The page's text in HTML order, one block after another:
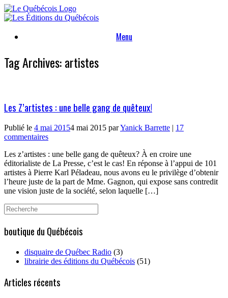
Skip
to
Menu
Tag Archives:artistes
Les Z’artistes : une belle gang de quêteux!
Publié le 4 mai 20154 mai 2015 parYanick Barrette | 17
commentaires
Les z’artistes : une belle gang de quêteux? À en croire une
éditorialiste de La Presse, c’est le cas! En réponse à l’appui de 101
artistes à Pierre Karl Péladeau, nous avons eu le privilège d’obtenir
l’heure juste de la part de Mme. Gagnon, qui expose sans contredit
une vision juste de la société, selon laquelle […]
Search
for:
boutique du Québécois
disquaire de Québec Radio (3)
librairie des éditions du Québécois (51)
Articles récents